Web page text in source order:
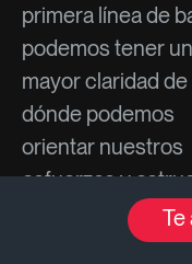
Te
primera línea de
podemos tener
mayor claridad
dónde podemos
orientar nuestros
esfuerzos y
de marketing,
duda